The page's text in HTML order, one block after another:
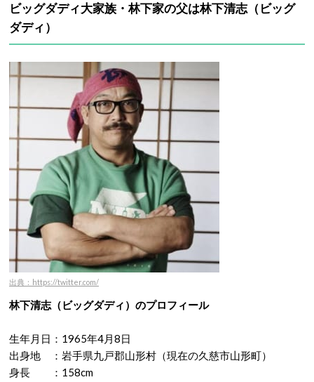
ビッグダディ大家族・林下家の父は林下清志（ビッグ
ダディ）
出典：https://twitter.com/
林下清志（ビッグダディ）のプロフィール
生年月日：1965年4月8日
出身地 ：岩手県九戸郡山形村（現在の久慈市山形町）
身長 ：158cm